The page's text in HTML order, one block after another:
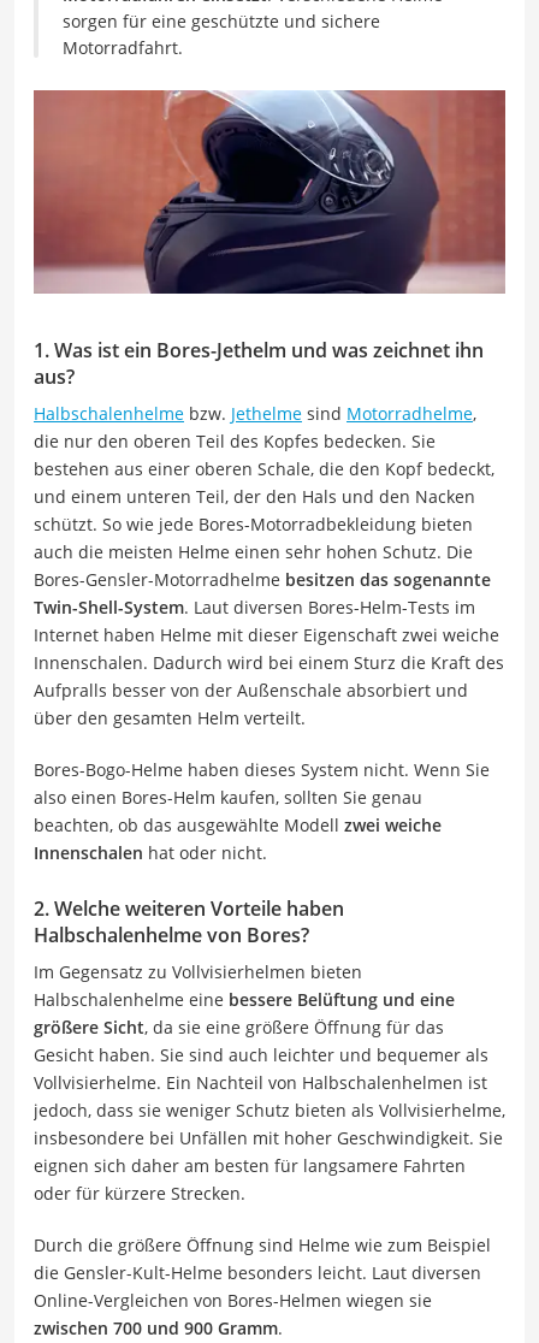
sorgen für eine geschützte und sichere
Motorradfahrt.
1. Was ist ein Bores-Jethelm und was zeichnet ihn
aus?
Halbschalenhelme bzw. Jethelme sind Motorradhelme,
die nur den oberen Teil des Kopfes bedecken. Sie
bestehen aus einer oberen Schale, die den Kopf bedeckt,
und einem unteren Teil, der den Hals und den Nacken
schützt. So wie jede Bores-Motorradbekleidung bieten
auch die meisten Helme einen sehr hohen Schutz. Die
Bores-Gensler-Motorradhelme besitzen das sogenannte
Twin-Shell-System. Laut diversen Bores-Helm-Tests im
Internet haben Helme mit dieser Eigenschaft zwei weiche
Innenschalen. Dadurch wird bei einem Sturz die Kraft des
Aufpralls besser von der Außenschale absorbiert und
über den gesamten Helm verteilt.
Bores-Bogo-Helme haben dieses System nicht. Wenn Sie
also einen Bores-Helm kaufen, sollten Sie genau
beachten, ob das ausgewählte Modell zwei weiche
Innenschalen hat oder nicht.
2. Welche weiteren Vorteile haben
Halbschalenhelme von Bores?
Im Gegensatz zu Vollvisierhelmen bieten
Halbschalenhelme eine bessere Belüftung und eine
größere Sicht, da sie eine größere Öffnung für das
Gesicht haben. Sie sind auch leichter und bequemer als
Vollvisierhelme. Ein Nachteil von Halbschalenhelmen ist
jedoch, dass sie weniger Schutz bieten als Vollvisierhelme,
insbesondere bei Unfällen mit hoher Geschwindigkeit. Sie
eignen sich daher am besten für langsamere Fahrten
oder für kürzere Strecken.
Durch die größere Öffnung sind Helme wie zum Beispiel
die Gensler-Kult-Helme besonders leicht. Laut diversen
Online-Vergleichen von Bores-Helmen wiegen sie
zwischen 700 und 900 Gramm.